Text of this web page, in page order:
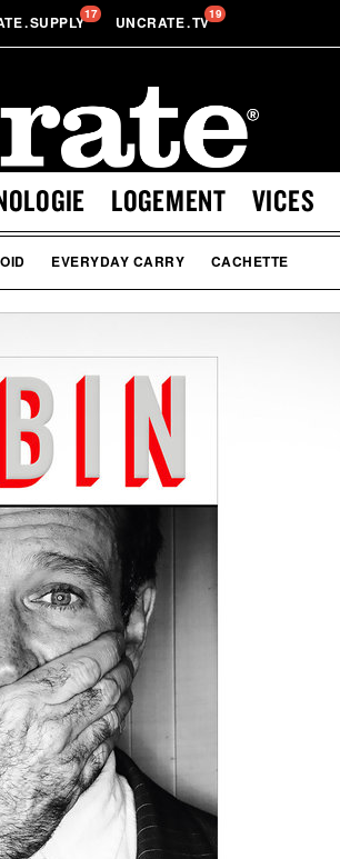
.SUPPLY17 UNCRATE.TV19
LOGEMENT VICES
EVERYDAY CARRY CACHETTE